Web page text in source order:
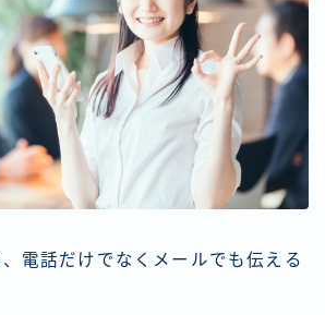
電話だけでなくメールでも伝える